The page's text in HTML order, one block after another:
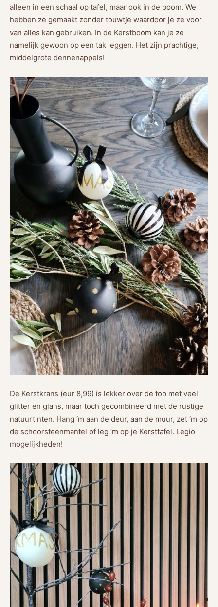
alleen in een schaal op tafel, maar ook in de boom. We
hebben ze gemaakt zonder touwtje waardoor je ze voor
van alles kan gebruiken. In de Kerstboom kan je ze
namelijk gewoon op een tak leggen. Het zijn prachtige,
middelgrote dennenappels!
De Kerstkrans (eur 8,99) is lekker over de top met veel
glitter en glans, maar toch gecombineerd met de rustige
natuurtinten. Hang ‘m aan de deur, aan de muur, zet ‘m op
de schoorsteenmantel of leg ‘m op je Kersttafel. Legio
mogelijkheden!